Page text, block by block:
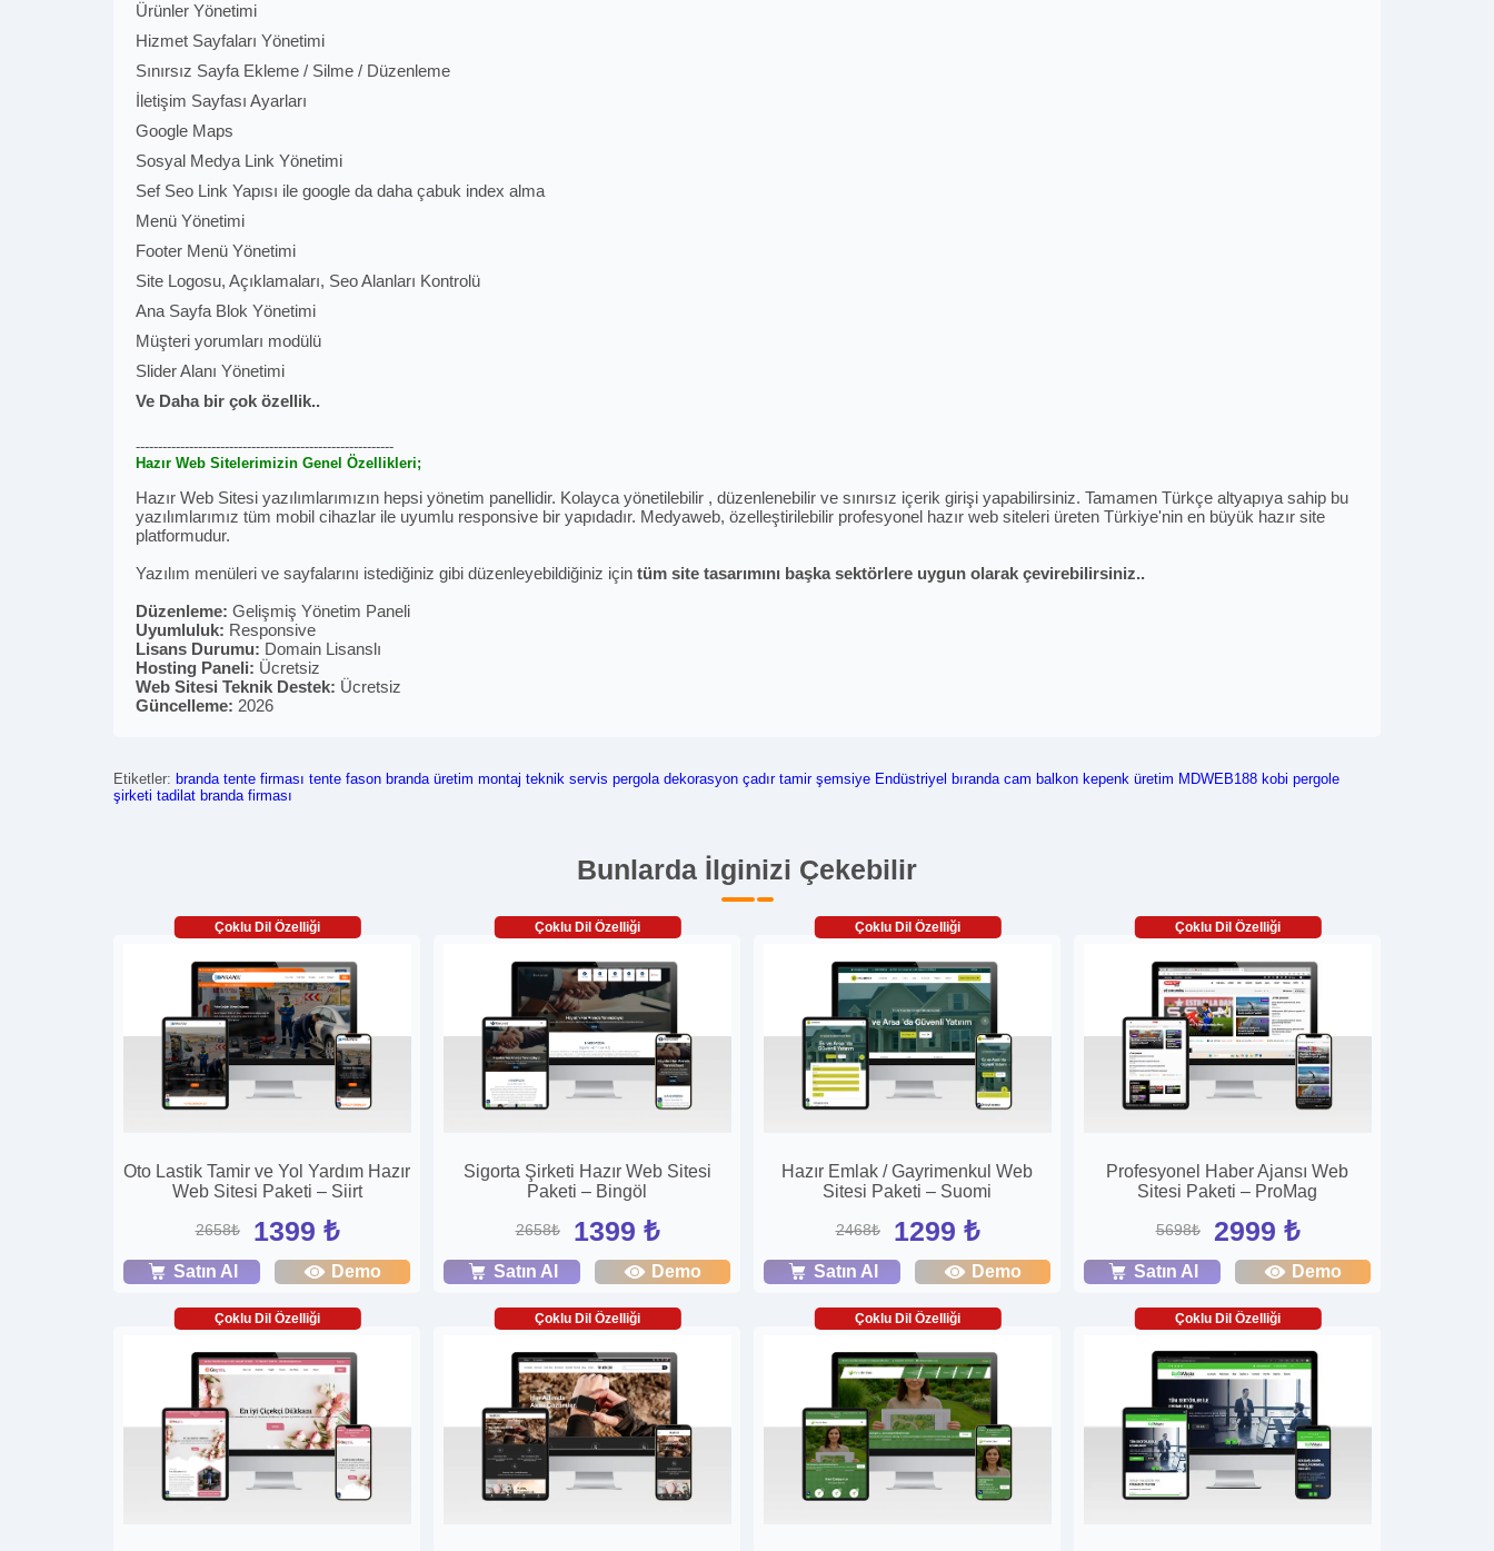
Ürünler Yönetimi
Hizmet Sayfaları Yönetimi
Sınırsız Sayfa Ekleme / Silme / Düzenleme
İletişim Sayfası Ayarları
Google Maps
Sosyal Medya Link Yönetimi
Sef Seo Link Yapısı ile google da daha çabuk index alma
Menü Yönetimi
Footer Menü Yönetimi
Site Logosu, Açıklamaları, Seo Alanları Kontrolü
Ana Sayfa Blok Yönetimi
Müşteri yorumları modülü
Slider Alanı Yönetimi
Ve Daha bir çok özellik..
----------------------------------------------------------
Hazır Web Sitelerimizin Genel Özellikleri;
Hazır Web Sitesi yazılımlarımızın hepsi yönetim panellidir. Kolayca yönetilebilir , düzenlenebilir ve sınırsız içerik girişi yapabilirsiniz. Tamamen Türkçe altyapıya sahip bu
yazılımlarımız tüm mobil cihazlar ile uyumlu responsive bir yapıdadır. Medyaweb, özelleştirilebilir profesyonel hazır web siteleri üreten Türkiye'nin en büyük hazır site
platformudur.
Yazılım menüleri ve sayfalarını istediğiniz gibi düzenleyebildiğiniz için tüm site tasarımını başka sektörlere uygun olarak çevirebilirsiniz..
Düzenleme: Gelişmiş Yönetim Paneli
Uyumluluk: Responsive
Lisans Durumu: Domain Lisanslı
Hosting Paneli: Ücretsiz
Web Sitesi Teknik Destek: Ücretsiz
Güncelleme: 2026
Etiketler: branda tente firması tente fason branda üretim montaj teknik servis pergola dekorasyon çadır tamir şemsiye Endüstriyel bıranda cam balkon kepenk üretim MDWEB188 kobi pergole
şirketi tadilat branda firması
Bunlarda İlginizi Çekebilir
Çoklu Dil Özelliği
Oto Lastik Tamir ve Yol Yardım Hazır
Web Sitesi Paketi – Siirt
2658₺ 1399 ₺
Satın Al Demo
Çoklu Dil Özelliği
Sigorta Şirketi Hazır Web Sitesi
Paketi – Bingöl
2658₺ 1399 ₺
Satın Al Demo
Çoklu Dil Özelliği
Hazır Emlak / Gayrimenkul Web
Sitesi Paketi – Suomi
2468₺ 1299 ₺
Satın Al Demo
Çoklu Dil Özelliği
Profesyonel Haber Ajansı Web
Sitesi Paketi – ProMag
5698₺ 2999 ₺
Satın Al Demo
Çoklu Dil Özelliği Çoklu Dil Özelliği Çoklu Dil Özelliği Çoklu Dil Özelliği